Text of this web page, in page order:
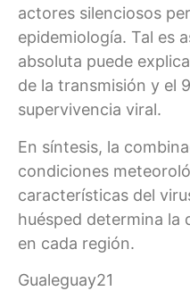
actores silenciosos
epidemiología. Tal es
absoluta puede
de la transmisión y el
supervivencia viral.
En síntesis, la
condiciones
características del
huésped determina la
en cada región.
Gualeguay21